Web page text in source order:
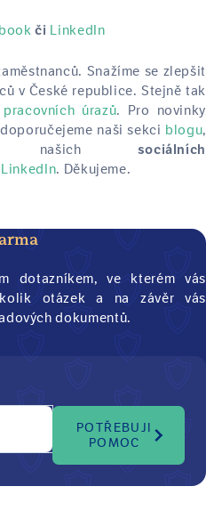
či LinkedIn
Snažíme se zlepšit
v České republice. Stejně tak
pracovních úrazů. Pro novinky
naši sekci blogu,
našich sociálních
LinkedIn. Děkujeme.
dotazníkem, ve kterém vás
otázek a na závěr vás
dokumentů.
POTŘEBUJI
POMOC